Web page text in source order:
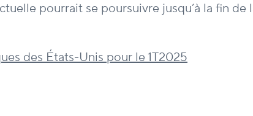
pourrait se poursuivre jusqu’à la fin
des États-Unis pour le 1T2025